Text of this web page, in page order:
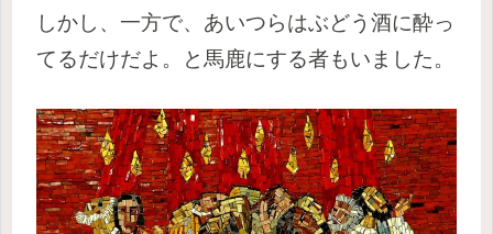
しかし、一方で、あいつらはぶどう酒に酔っ
てるだけだよ。
と馬鹿にする者もいました。